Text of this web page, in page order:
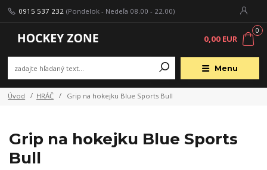
Menu
0915 537 232 (Pondelok - Nedeľa 08.00 - 22.00)
0
0,00 EUR
Úvod HRÁČ Grip na hokejku Blue Sports Bull
Grip na hokejku Blue Sports
Bull